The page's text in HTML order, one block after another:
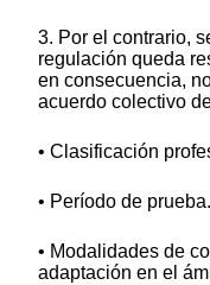
3. Por el contrario,
regulación queda
en consecuencia,
acuerdo colectivo
• Clasificación
• Período de prueba.
• Modalidades de
adaptación en el